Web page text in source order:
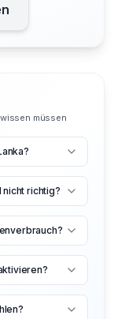
müssen
nicht richtig?